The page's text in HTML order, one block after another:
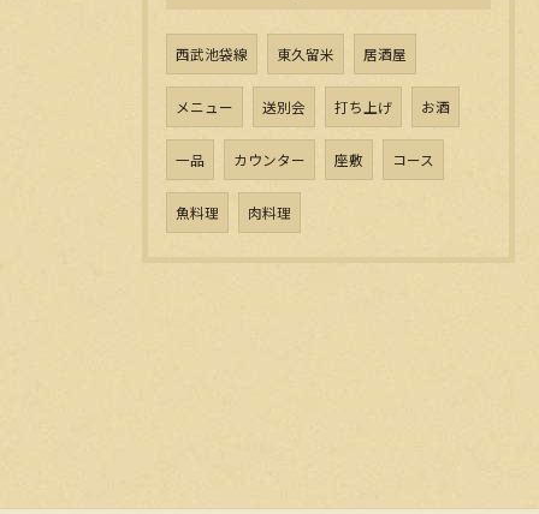
西武池袋線 東久留米 居酒屋
メニュー 送別会 打ち上げ お酒
一品 カウンター 座敷 コース
魚料理 肉料理